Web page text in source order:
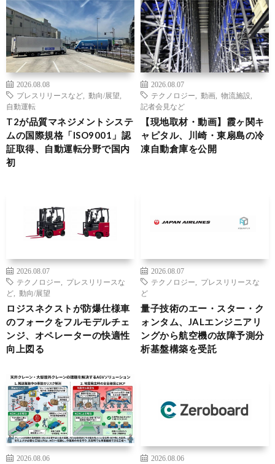
2026.08.08
プレスリリースなど
動向/展望
自動運転
T2が品質マネジメントシステ
ムの国際規格「ISO9001」認
証取得、自動運転分野で国内
初
2026.08.07
テクノロジー
動画 物流施設
記者会見など
【現地取材・動画】霞ヶ関キ
ャピタル、川崎・東扇島の冷
凍自動倉庫を公開
2026.08.07
テクノロジー
プレスリリースな
ど
動向/展望
ロジスネクストが防爆仕様車
のフォークをフルモデルチェ
ンジ、オペレーターの快適性
向上図る
2026.08.07
テクノロジー
プレスリリースな
ど
量子技術のエー・スター・ク
ォンタム、JALエンジニアリ
ングから航空機の故障予測分
析基盤構築を受託
2026.08.06
2026.08.06